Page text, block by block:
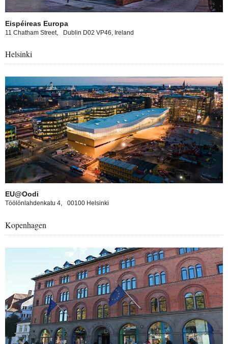
Eispéireas Europa
11 Chatham Street, Dublin D02 VP46, Ireland
Helsinki
EU@Oodi
Töölönlahdenkatu 4, 00100 Helsinki
experience in Helsinki
Kopenhagen
experience in Copenhague